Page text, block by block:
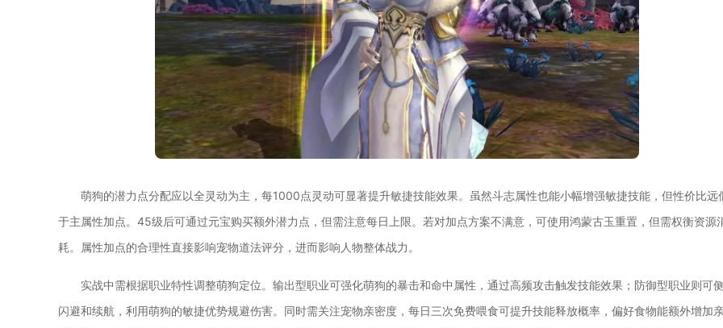
萌狗的潜力点分配应以全灵动为主，每1000点灵动可显著提升敏捷技能效果。虽然斗志属性也能小幅增强敏捷技能，但性价比远
于主属性加点。45级后可通过元宝购买额外潜力点，但需注意每日上限。若对加点方案不满意，可使用鸿蒙古玉重置，但需权衡资源
耗。属性加点的合理性直接影响宠物道法评分，进而影响人物整体战力。
实战中需根据职业特性调整萌狗定位。输出型职业可强化萌狗的暴击和命中属性，通过高频攻击触发技能效果；防御型职业则可
闪避和续航，利用萌狗的敏捷优势规避伤害。同时需关注宠物亲密度，每日三次免费喂食可提升技能释放概率，偏好食物能额外增加